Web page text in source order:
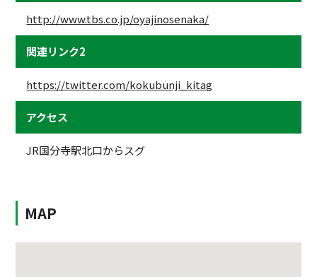
http://www.tbs.co.jp/oyajinosenaka/
関連リンク2
https://twitter.com/kokubunji_kitag
アクセス
JR国分寺駅北口からスグ
MAP